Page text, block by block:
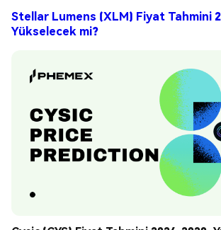
Stellar Lumens (XLM) Fiyat Tahmini
Yükselecek mi?